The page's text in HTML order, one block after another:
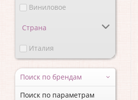
Виниловое
Страна
Италия
Поиск по брендам
Поиск по параметрам